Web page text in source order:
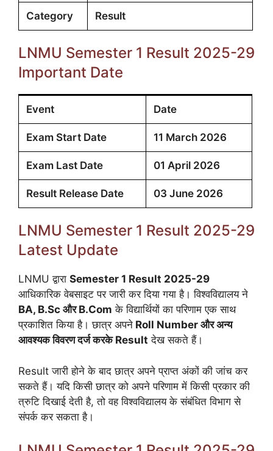
Category Result
LNMU Semester 1 Result 2025-29
Important Date
Event Date
Exam Start Date 11 March 2026
Exam Last Date 01 April 2026
Result Release Date 03 June 2026
LNMU Semester 1 Result 2025-29
Latest Update
LNMU द्वारा Semester 1 Result 2025-29
आधिकारिक वेबसाइट पर जारी कर दिया गया है। विश्वविद्यालय ने
BA, B.Sc और B.Com के विद्यार्थियों का परिणाम एक साथ
प्रकाशित किया है। छात्र अपने Roll Number और अन्य
आवश्यक विवरण दर्ज करके Result देख सकते हैं।
Result जारी होने के बाद छात्र अपने प्राप्त अंकों की जांच कर
सकते हैं। यदि किसी छात्र को अपने परिणाम में किसी प्रकार की
त्रुटि दिखाई देती है, तो वह विश्वविद्यालय के संबंधित विभाग से
संपर्क कर सकता है।